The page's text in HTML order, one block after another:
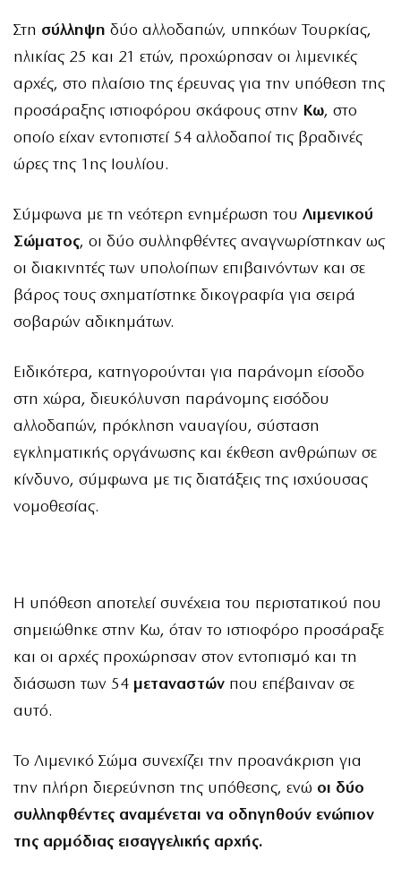
Στη σύλληψη δύο αλλοδαπών, υπηκόων Τουρκίας,
ηλικίας 25 και 21 ετών, προχώρησαν οι λιμενικές
αρχές, στο πλαίσιο της έρευνας για την υπόθεση της
προσάραξης ιστιοφόρου σκάφους στην Κω, στο
οποίο είχαν εντοπιστεί 54 αλλοδαποί τις βραδινές
ώρες της 1ης Ιουλίου.
Σύμφωνα με τη νεότερη ενημέρωση του Λιμενικού
Σώματος, οι δύο συλληφθέντες αναγνωρίστηκαν ως
οι διακινητές των υπολοίπων επιβαινόντων και σε
βάρος τους σχηματίστηκε δικογραφία για σειρά
σοβαρών αδικημάτων.
Ειδικότερα, κατηγορούνται για παράνομη είσοδο
στη χώρα, διευκόλυνση παράνομης εισόδου
αλλοδαπών, πρόκληση ναυαγίου, σύσταση
εγκληματικής οργάνωσης και έκθεση ανθρώπων σε
κίνδυνο, σύμφωνα με τις διατάξεις της ισχύουσας
νομοθεσίας.
Η υπόθεση αποτελεί συνέχεια του περιστατικού που
σημειώθηκε στην Κω, όταν το ιστιοφόρο προσάραξε
και οι αρχές προχώρησαν στον εντοπισμό και τη
διάσωση των 54 μεταναστών που επέβαιναν σε
αυτό.
Το Λιμενικό Σώμα συνεχίζει την προανάκριση για
την πλήρη διερεύνηση της υπόθεσης, ενώ οι δύο
συλληφθέντες αναμένεται να οδηγηθούν ενώπιον
της αρμόδιας εισαγγελικής αρχής.